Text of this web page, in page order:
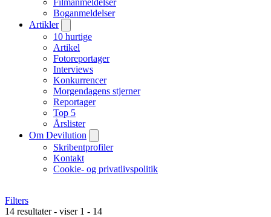
Filmanmeldelser
Boganmeldelser
Artikler
10 hurtige
Artikel
Fotoreportager
Interviews
Konkurrencer
Morgendagens stjerner
Reportager
Top 5
Årslister
Om Devilution
Skribentprofiler
Kontakt
Cookie- og privatlivspolitik
Filters
14 resultater - viser 1 - 14